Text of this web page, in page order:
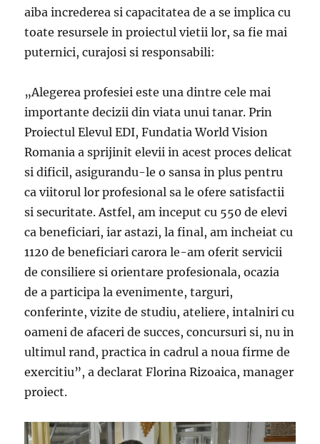
aiba increderea si capacitatea de a se implica cu
toate resursele in proiectul vietii lor, sa fie mai
puternici, curajosi si responsabili:
„Alegerea profesiei este una dintre cele mai
importante decizii din viata unui tanar. Prin
Proiectul Elevul EDI, Fundatia World Vision
Romania a sprijinit elevii in acest proces delicat
si dificil, asigurandu-le o sansa in plus pentru
ca viitorul lor profesional sa le ofere satisfactii
si securitate. Astfel, am inceput cu 550 de elevi
ca beneficiari, iar astazi, la final, am incheiat cu
1120 de beneficiari carora le-am oferit servicii
de consiliere si orientare profesionala, ocazia
de a participa la evenimente, targuri,
conferinte, vizite de studiu, ateliere, intalniri cu
oameni de afaceri de succes, concursuri si, nu in
ultimul rand, practica in cadrul a noua firme de
exercitiu”, a declarat Florina Rizoaica, manager
proiect.